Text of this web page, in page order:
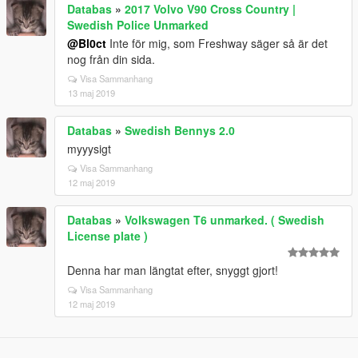
Databas » 2017 Volvo V90 Cross Country |
Swedish Police Unmarked
@Bl0ct Inte för mig, som Freshway säger så är det
nog från din sida.
Visa Sammanhang
13 maj 2019
Databas » Swedish Bennys 2.0
myyysigt
Visa Sammanhang
12 maj 2019
Databas » Volkswagen T6 unmarked. ( Swedish
License plate )
Denna har man längtat efter, snyggt gjort!
Visa Sammanhang
12 maj 2019